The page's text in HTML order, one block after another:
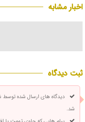
اخبار مشابه
ثبت دیدگاه
دیدگاه های ارسال شده
شد.